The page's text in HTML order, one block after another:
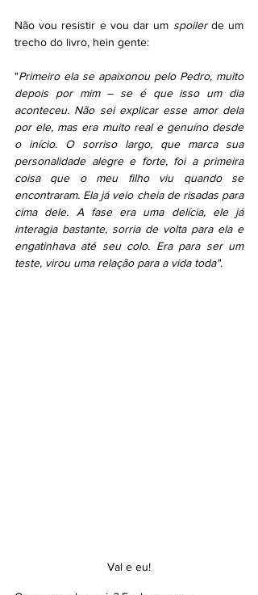
Não vou resistir e vou dar um spoiler de um
trecho do livro, hein gente:
"Primeiro ela se apaixonou pelo Pedro, muito
depois por mim – se é que isso um dia
aconteceu. Não sei explicar esse amor dela
por ele, mas era muito real e genuíno desde
o início. O sorriso largo, que marca sua
personalidade alegre e forte, foi a primeira
coisa que o meu filho viu quando se
encontraram. Ela já veio cheia de risadas para
cima dele. A fase era uma delícia, ele já
interagia bastante, sorria de volta para ela e
engatinhava até seu colo. Era para ser um
teste, virou uma relação para a vida toda".
Val e eu!